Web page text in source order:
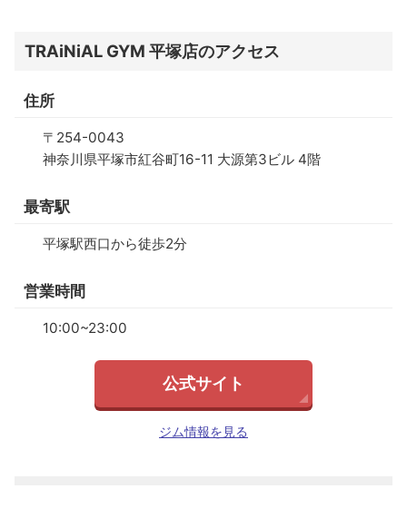
TRAiNiAL GYM 平塚店のアクセス
住所
〒254-0043
神奈川県平塚市紅谷町16-11 大源第3ビル 4階
最寄駅
平塚駅西口から徒歩2分
営業時間
10:00~23:00
公式サイト
ジム情報を見る